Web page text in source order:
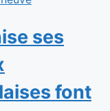
ses
font